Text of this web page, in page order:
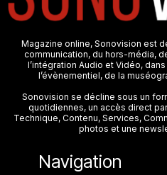
Magazine online, Sonovision est
communication, du hors-média,
l’intégration Audio et Vidéo,
l’évènementiel, de la
Sonovision se décline sous un
quotidiennes, un accès direct
Technique, Contenu, Services,
photos et une
Navigation